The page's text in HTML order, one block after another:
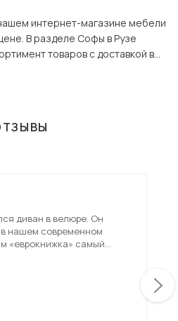
интернет-магазине мебели
в Рузе
товаров с доставкой в
в
диван в велюре. Он
нашем современном
«еврокнижка» самый
в полноценное
за минуту.